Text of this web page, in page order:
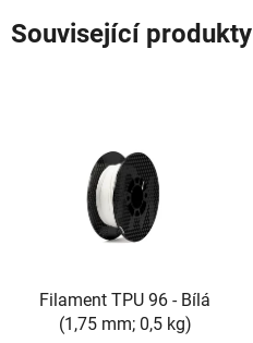
Související produkty
Filament TPU 96 - Bílá
(1,75 mm; 0,5 kg)